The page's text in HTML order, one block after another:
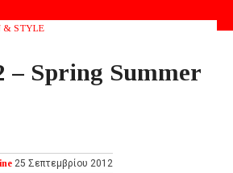
& STYLE
– Spring Summer
25 Σεπτεμβρίου 2012